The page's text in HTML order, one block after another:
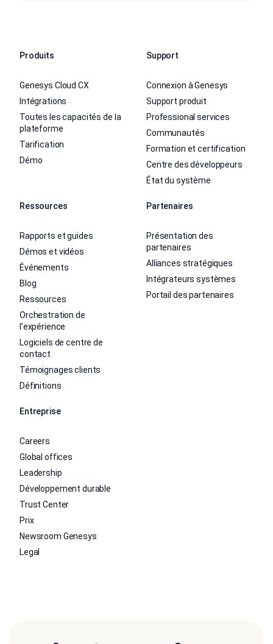
Produits
Genesys Cloud CX
Intégrations
Toutes les capacités de la
plateforme
Tarification
Démo
Support
Connexion à Genesys
Support produit
Professional services
Communautés
Formation et certification
Centre des développeurs
État du système
Ressources
Rapports et guides
Démos et vidéos
Événements
Blog
Ressources
Orchestration de
l’expérience
Logiciels de centre de
contact
Témoignages clients
Définitions
Partenaires
Présentation des
partenaires
Alliances stratégiques
Intégrateurs systèmes
Portail des partenaires
Entreprise
Careers
Global offices
Leadership
Développement durable
Trust Center
Prix
Newsroom Genesys
Legal